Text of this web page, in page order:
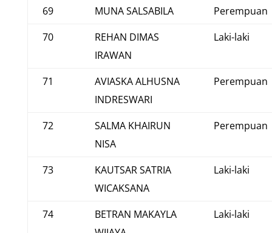
69
MUNA SALSABILA
Perempuan
70
REHAN DIMAS
IRAWAN
Laki-laki
71
AVIASKA ALHUSNA
INDRESWARI
Perempuan
72
SALMA KHAIRUN
NISA
Perempuan
73
KAUTSAR SATRIA
WICAKSANA
Laki-laki
74
BETRAN MAKAYLA
Laki-laki